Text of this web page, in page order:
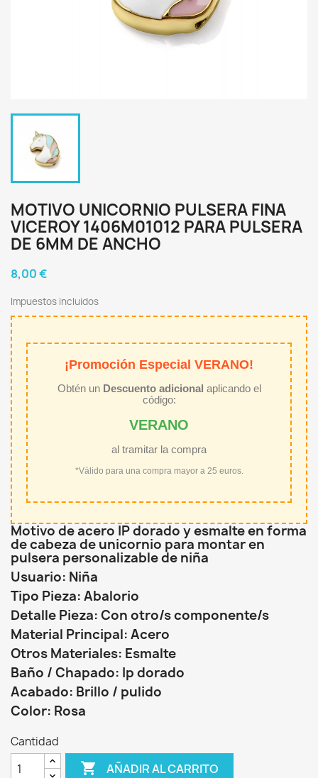
MOTIVO UNICORNIO PULSERA FINA
VICEROY 1406M01012 PARA PULSERA
DE 6MM DE ANCHO
8,00 €
Impuestos incluidos
¡Promoción Especial VERANO!
Obtén un Descuento adicional aplicando el
código:
VERANO
al tramitar la compra
*Válido para una compra mayor a 25 euros.
Motivo de acero IP dorado y esmalte en forma
de cabeza de unicornio para montar en
pulsera personalizable de niña
Usuario: Niña
Tipo Pieza: Abalorio
Detalle Pieza: Con otro/s componente/s
Material Principal: Acero
Otros Materiales: Esmalte
Baño / Chapado: Ip dorado
Acabado: Brillo / pulido
Color: Rosa
Cantidad
 AÑADIR AL CARRITO